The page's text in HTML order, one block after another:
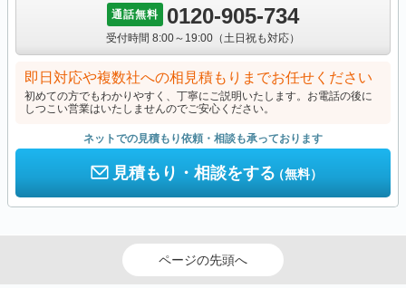
通話無料 0120-905-734
受付時間 8:00～19:00（土日祝も対応）
即日対応や複数社への相見積もりまでお任せください
初めての方でもわかりやすく、丁寧にご説明いたします。お電話の後に
しつこい営業はいたしませんのでご安心ください。
ネットでの見積もり依頼・相談も承っております
見積もり・相談をする（無料）
ページの先頭へ